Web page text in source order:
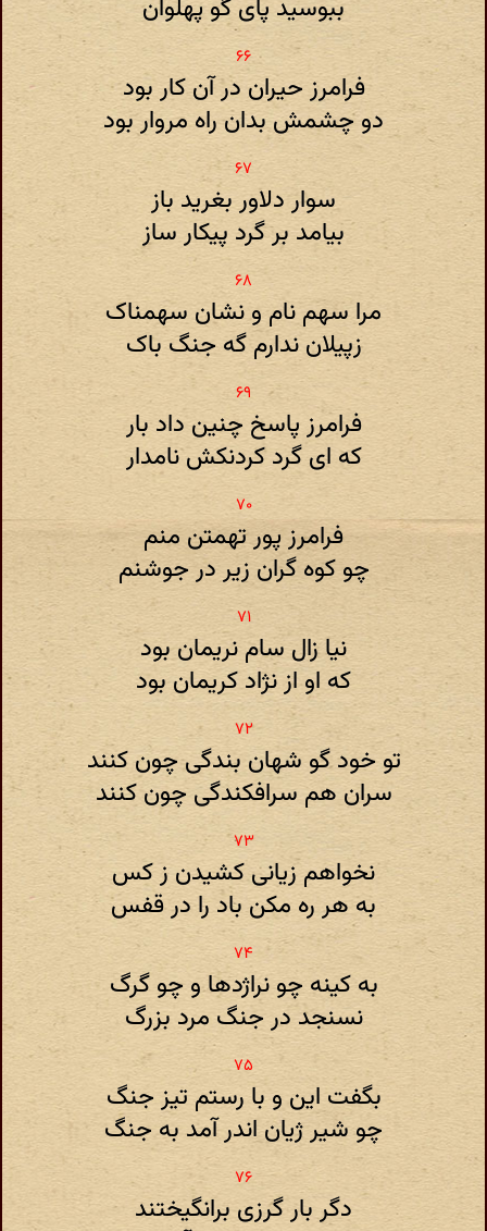
ببوسید پای گو پهلوان
فرامرز حیران در آن کار بود
دو چشمش بدان راه مروار بود
سوار دلاور بغرید باز
بیامد بر گرد پیکار ساز
مرا سهم نام و نشان سهمناک
زپیلان ندارم گه جنگ باک
فرامرز پاسخ چنین داد بار
که ای گرد کردنکش نامدار
فرامرز پور تهمتن منم
چو کوه گران زیر در جوشنم
نیا زال سام نریمان بود
که او از نژاد کریمان بود
تو خود گو شهان بندگی چون کنند
سران هم سرافکندگی چون کنند
نخواهم زیانی کشیدن ز کس
به هر ره مکن باد را در قفس
به کینه چو نراژدها و چو گرگ
نسنجد در جنگ مرد بزرگ
بگفت این و با رستم تیز جنگ
چو شیر ژیان اندر آمد به جنگ
دگر بار گرزی برانگیختند